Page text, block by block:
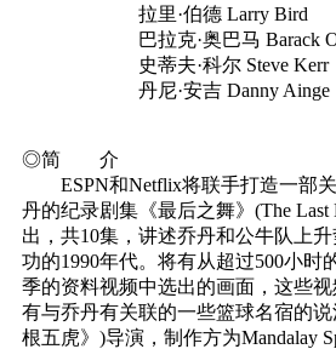
拉里·伯德 Larry Bird
巴拉克·奥巴马 Barack
史蒂夫·科尔 Steve Kerr
丹尼·安吉 Danny Ainge
◎简 介
ESPN和Netflix将联手打造一部关
丹的纪录剧集《最后之舞》(The Last
出，共10集，讲述乔丹和公牛队上
功的1990年代。将有从超过500小时
季的资料视频中选出的画面，这些
有与乔丹有关联的一些篮球名宿的说
根五虎》)导演，制作方为Mandalay